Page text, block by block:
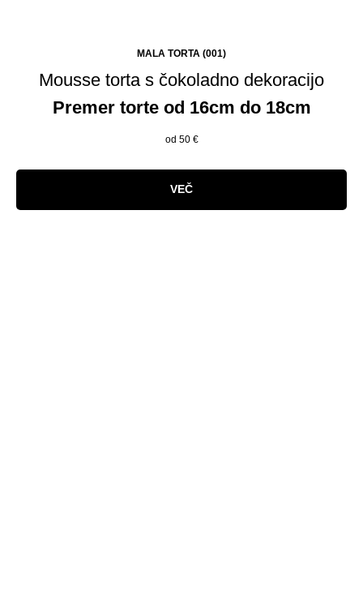
MALA TORTA (001)
Mousse torta s čokoladno dekoracijo
Premer torte od 16cm do 18cm
od 50 €
VEČ